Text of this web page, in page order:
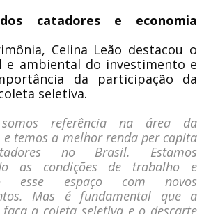
catadores e economia
Celina Leão destacou o
e ambiental do investimento e
da participação da
seletiva.
referência na área da
e temos a melhor renda per capita
no Brasil. Estamos
as condições de trabalho e
esse espaço com novos
Mas é fundamental que a
a coleta seletiva e o descarte